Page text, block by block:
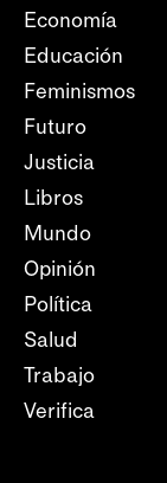
Economía
Educación
Feminismos
Futuro
Justicia
Libros
Mundo
Opinión
Política
Salud
Trabajo
Verifica